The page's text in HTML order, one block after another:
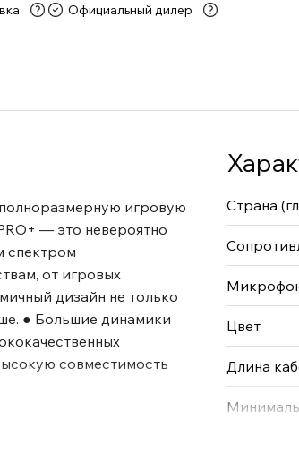
Официальный дилер
игровую
— это невероятно
спектром
от игровых
дизайн не только
● Большие динамики
совместимость
Страна
Цвет
Длина